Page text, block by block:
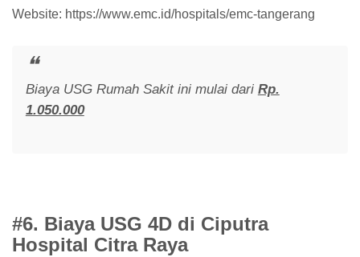
Website: https://www.emc.id/hospitals/emc-tangerang
Biaya USG Rumah Sakit ini mulai dari Rp.
1.050.000
#6. Biaya USG 4D di Ciputra
Hospital Citra Raya